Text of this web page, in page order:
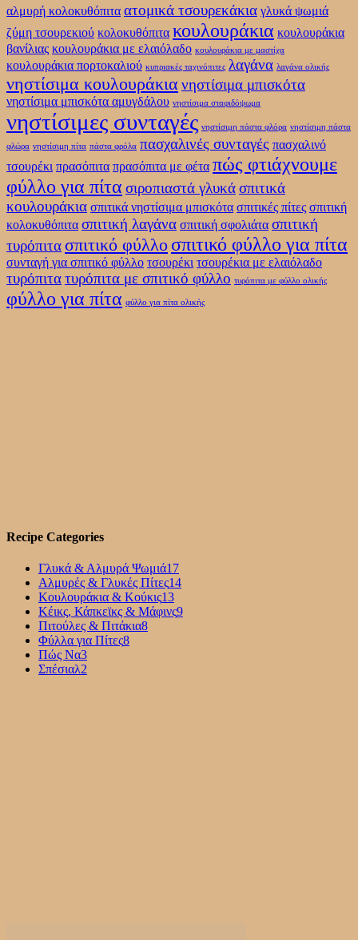
αλμυρή κολοκυθόπιτα ατομικά τσουρεκάκια γλυκά ψωμιά
ζύμη τσουρεκιού κολοκυθόπιτα κουλουράκια κουλουράκια
βανίλιας κουλουράκια με ελαιόλαδο κουλουράκια με μαστίχα
κουλουράκια πορτοκαλιού κυπριακές ταχινόπιτες λαγάνα λαγάνα ολικής
νηστίσιμα κουλουράκια νηστίσιμα μπισκότα
νηστίσιμα μπισκότα αμυγδάλου νηστίσιμα σταφιδόψωμα
νηστίσιμες συνταγές νηστίσιμη πάστα φλόρα νηστίσιμη πάστα
φλώρα νηστίσιμη πίτα πάστα φρόλα πασχαλινές συνταγές πασχαλινό
τσουρέκι πρασόπιτα πρασόπιτα με φέτα πώς φτιάχνουμε
φύλλο για πίτα σιροπιαστά γλυκάσπιτικά
κουλουράκια σπιτικά νηστίσιμα μπισκότα σπιτικές πίτες σπιτική
κολοκυθόπιτα σπιτική λαγάνα σπιτική σφολιάτα σπιτική
τυρόπιτασπιτικό φύλλο σπιτικό φύλλο για πίτα
συνταγή για σπιτικό φύλλο τσουρέκι τσουρέκια με ελαιόλαδο
τυρόπιτατυρόπιτα με σπιτικό φύλλο τυρόπιτα με φύλλο ολικής
φύλλο για πίτα φύλλο για πίτα ολικής
Recipe Categories
Γλυκά & Αλμυρά Ψωμιά17
Αλμυρές & Γλυκές Πίτες14
Κουλουράκια & Κούκις13
Κέικς, Κάπκεϊκς & Μάφινς9
Πιτούλες & Πιτάκια8
Φύλλα για Πίτες8
Πώς Να3
Σπέσιαλ2